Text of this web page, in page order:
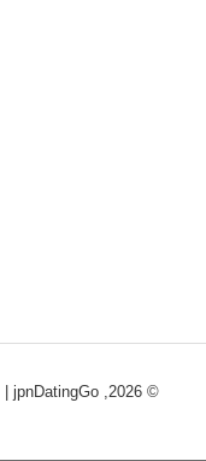
© 2026, jpnDatingGo |